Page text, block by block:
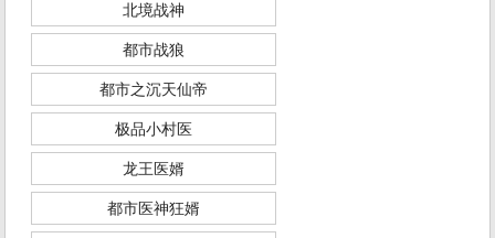
北境战神
都市战狼
都市之沉天仙帝
极品小村医
龙王医婿
都市医神狂婿